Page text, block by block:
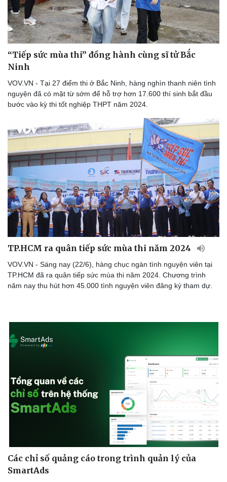
Thông tin doanh nghiệp
Doanh nghiệp 24h
Doanh nhân
Vì cộng đồng
Sành điệu
Trải nghiệm
Chuyển đổi số
“Tiếp sức mùa thi” đồng hành cùng sĩ tử Bắc
Ninh
VOV.VN - Tại 27 điểm thi ở Bắc Ninh, hàng nghìn thanh niên tình
nguyện đã có mặt từ sớm để hỗ trợ hơn 17.600 thí sinh bắt đầu
bước vào kỳ thi tốt nghiệp THPT năm 2024.
TP.HCM ra quân tiếp sức mùa thi năm 2024
VOV.VN - Sáng nay (22/6), hàng chục ngàn tình nguyện viên tại
TP.HCM đã ra quân tiếp sức mùa thi năm 2024. Chương trình
năm nay thu hút hơn 45.000 tình nguyện viên đăng ký tham dự.
Các chỉ số quảng cáo trong trình quản lý của
SmartAds